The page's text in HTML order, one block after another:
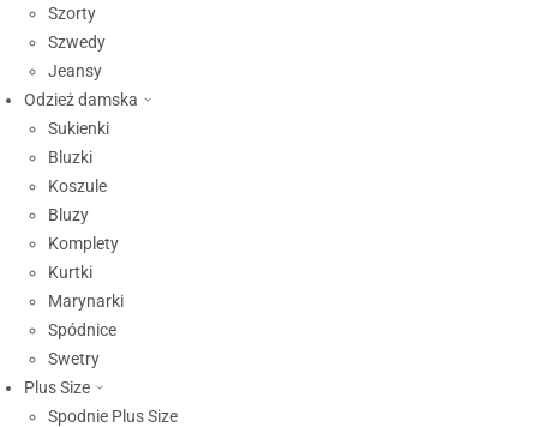
Szorty
Szwedy
Jeansy
Odzież damska
Sukienki
Bluzki
Koszule
Bluzy
Komplety
Kurtki
Marynarki
Spódnice
Swetry
Plus Size
Spodnie Plus Size